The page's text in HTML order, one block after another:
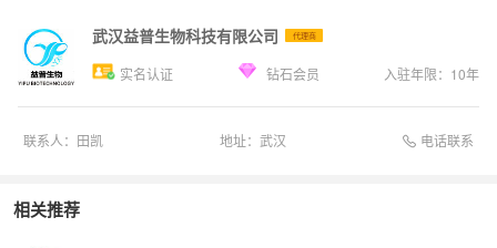
武汉益普生物科技有限公司 代理商
实名认证 钻石会员 入驻年限： 10年
联系人： 田凯 地址： 武汉 电话联系
相关推荐